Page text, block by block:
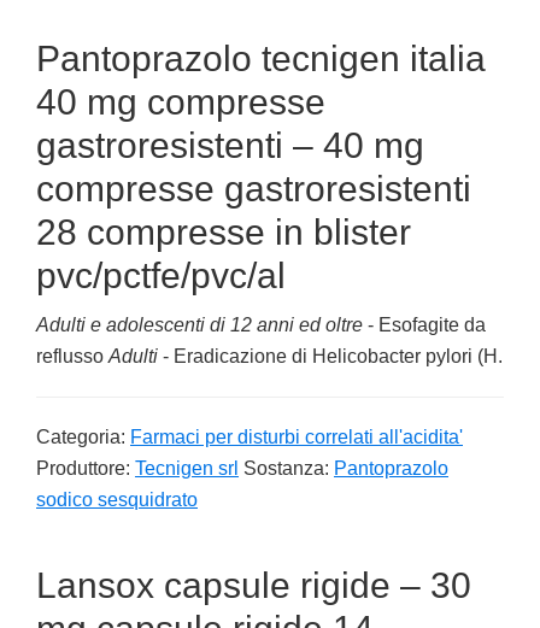
Pantoprazolo tecnigen italia
40 mg compresse
gastroresistenti – 40 mg
compresse gastroresistenti
28 compresse in blister
pvc/pctfe/pvc/al
Adulti e adolescenti di 12 anni ed oltre - Esofagite da
reflusso Adulti - Eradicazione di Helicobacter pylori (H.
Categoria: Farmaci per disturbi correlati all'acidita'
Produttore: Tecnigen srl Sostanza: Pantoprazolo
sodico sesquidrato
Lansox capsule rigide – 30